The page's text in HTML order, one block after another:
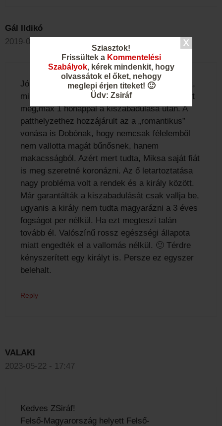
Sziasztok!
Frissültek a Kommentelési
Szabályok, kérek mindenkit, hogy
olvassátok el őket, nehogy
meglepi érjen titeket! 🙂
Üdv: Zsiráf
Gál Ildikó
2019-08-28 - 22:04
Jó munka, bár kis pontatlanságok előfordulnak,
mint például, h Dobó május vagy júniusban halt
meg,max 1 hónappal a kiszabadulása után. A
patthelyzethez hozzájárult az a „romantikus”
vonása is Dobónak, hogy nemcsak félelemből
nem vallotta magát bűnősnek, hanem
makacsságból. Azért mert tudta, Miksa saját fiát
is meg szeretné koronázni. Az ő letartoztatása
nagy probléma volt a rendek és a király között.
Már garantálták a kiszabadulását csak vallja be,
ugyanis a király nem tudta magyarázni a 3 éves
fogságot per nélkül. Ha ezt megteszi talán
tovább él. Valószínű rossz egészségi állapota
miatt engedték el a vallomás nélkül. 🙂 Térdre
kényszerített egy királyt is. Persze ez egyszer
belehalt.
Reply
VALAKI
2023-05-22 - 17:47
Kedves ZSiráf!
Felső-Magyarország helyett Felső-